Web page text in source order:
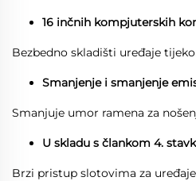
16 inčnih kompjuterskih
Bezbedno skladišti uređaje
Smanjenje i smanjenje
Smanjuje umor ramena za
U skladu s člankom 4.
Brzi pristup slotovima za